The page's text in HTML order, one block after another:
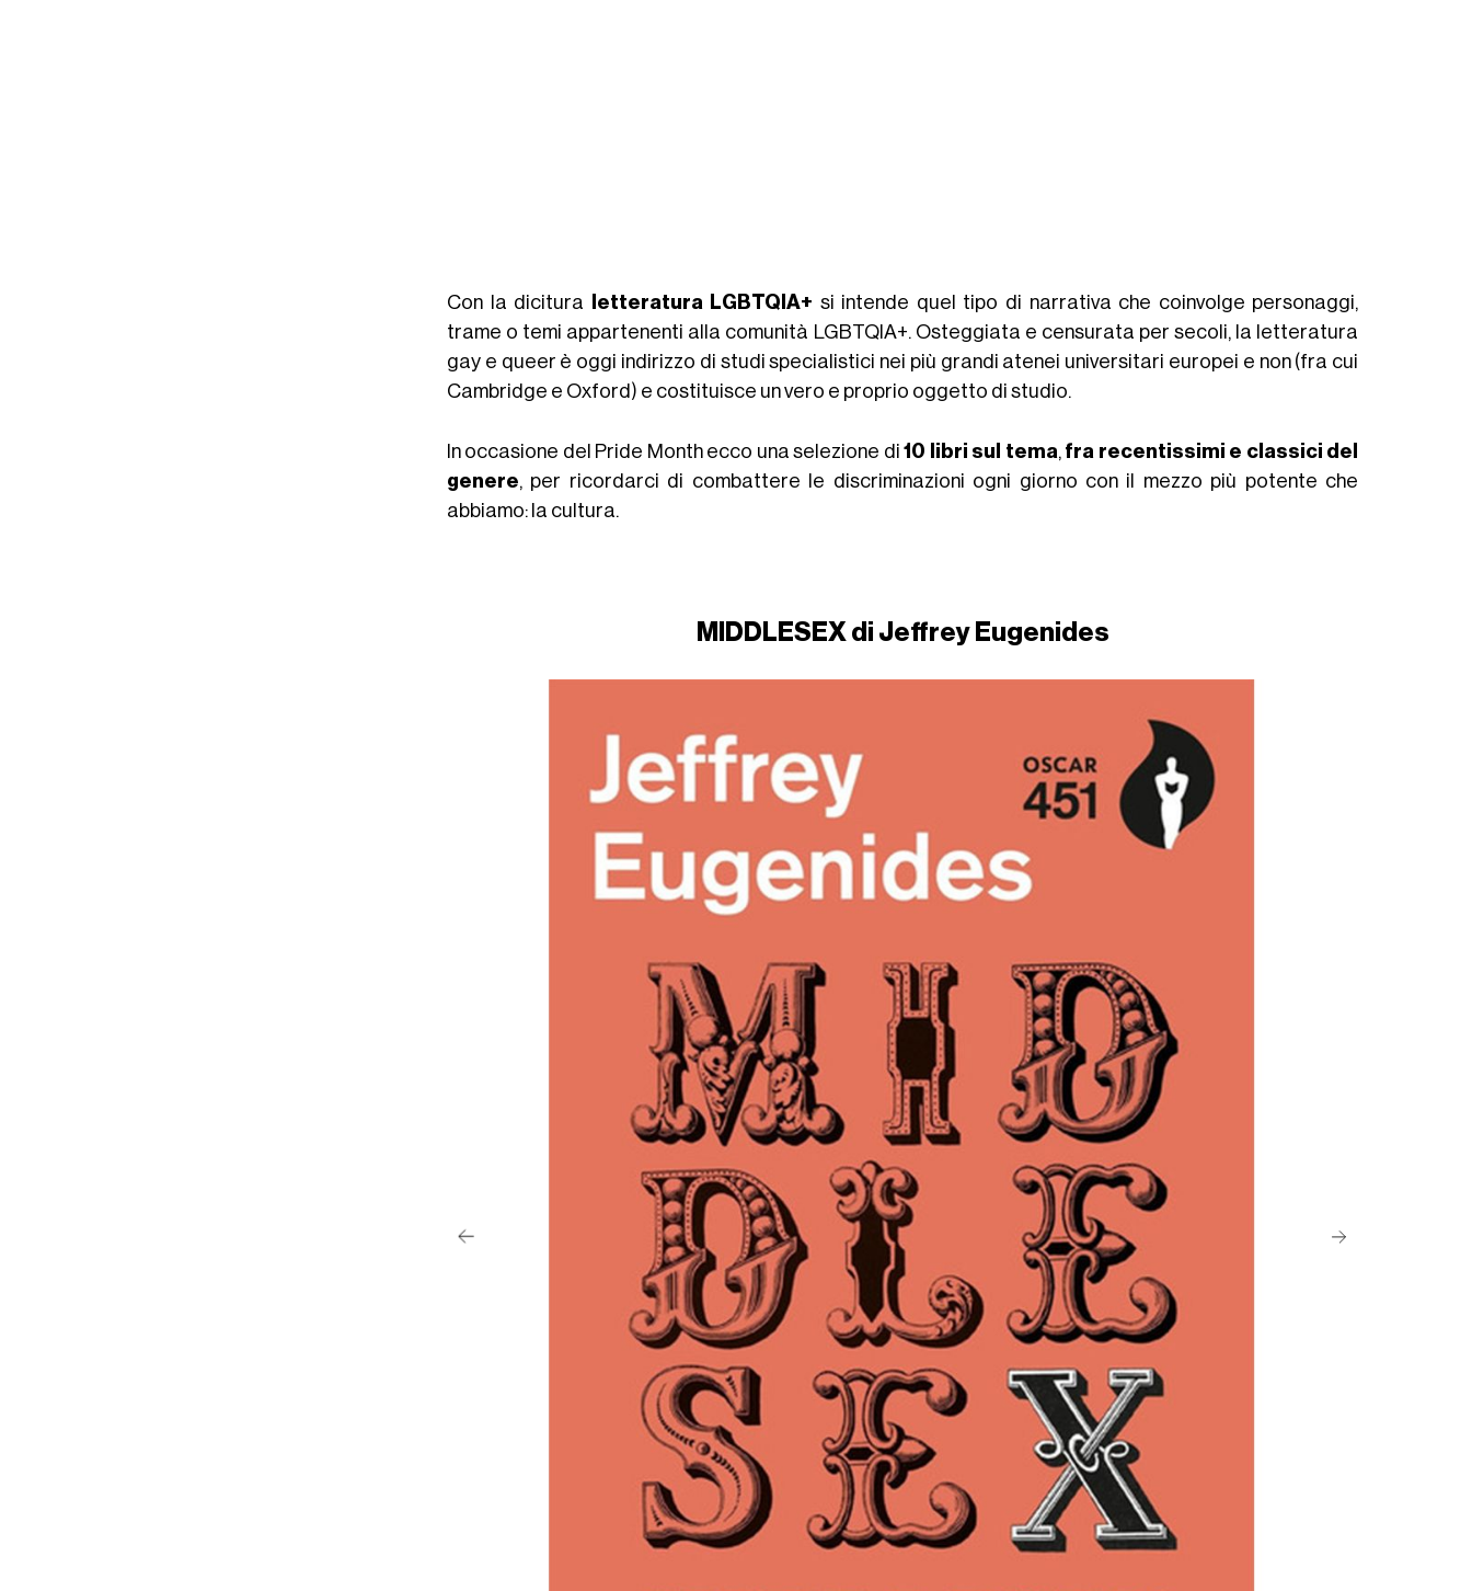
Con la dicitura letteratura LGBTQIA+ si intende quel tipo di narrativa che coinvolge personaggi,
trame o temi appartenenti alla comunità LGBTQIA+. Osteggiata e censurata per secoli, la letteratura
gay e queer è oggi indirizzo di studi specialistici nei più grandi atenei universitari europei e non (fra cui
Cambridge e Oxford) e costituisce un vero e proprio oggetto di studio.
In occasione del Pride Month ecco una selezione di10 libri sul tema,fra recentissimi e classici del
genere, per ricordarci di combattere le discriminazioni ogni giorno con il mezzo più potente che
abbiamo: la cultura.
MIDDLESEX di Jeffrey Eugenides